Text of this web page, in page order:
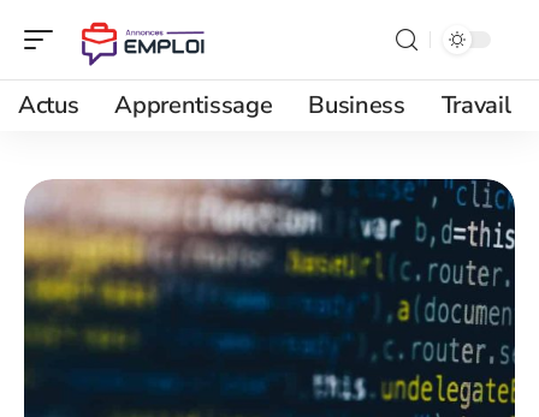
Actus Apprentissage Business Travail